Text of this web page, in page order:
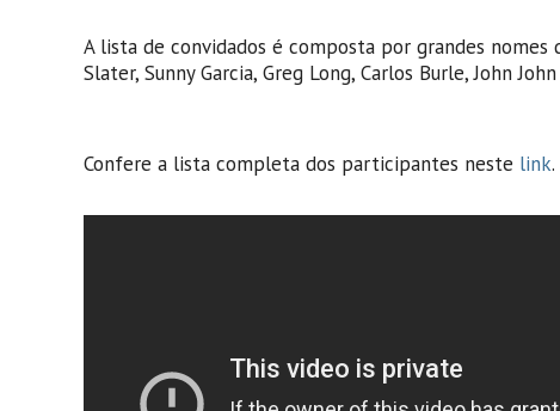
A lista de convidados é composta por grandes
Slater, Sunny Garcia, Greg Long, Carlos Burle, John
Confere a lista completa dos participantes neste link.